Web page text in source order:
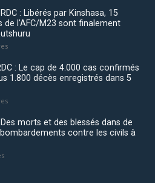
: Libérés par Kinshasa, 15
de l'AFC/M23 sont finalement
: Le cap de 4.000 cas confirmés
1.800 décès enregistrés dans 5
morts et des blessés dans de
contre les civils à